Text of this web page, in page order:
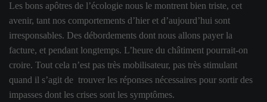
Les bons apôtres de l’écologie nous le montrent bien triste, cet
avenir, tant nos comportements d’hier et d’aujourd’hui sont
irresponsables. Des débordements dont nous allons payer la
facture, et pendant longtemps. L’heure du châtiment pourrait-on
croire. Tout cela n’est pas très mobilisateur, pas très stimulant
quand il s’agit de trouver les réponses nécessaires pour sortir des
impasses dont les crises sont les symptômes.